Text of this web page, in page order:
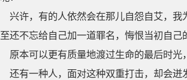
兴许，有的人依然会在那儿自怨自艾，
至还不忘给自己加一道罪名，悔恨当初自
原本可以更有质量地渡过生命的最后时
还有一种人，面对这种双重打击，却会